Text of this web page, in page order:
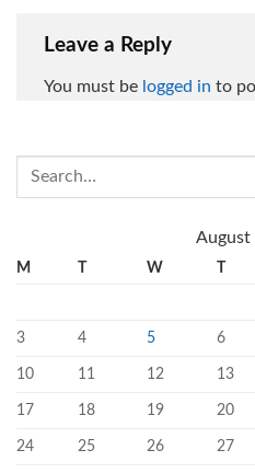
Leave a Reply
You must be logged in to
August
M T W T
3 4 5 6
10 11 12 13
17 18 19 20
24 25 26 27